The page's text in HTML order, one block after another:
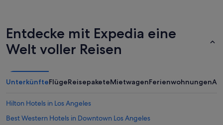
Entdecke mit Expedia eine
Welt voller Reisen
UnterkünfteFlügeReisepaketeMietwagenFerienwohnungen
Hilton Hotels in Los Angeles
Best Western Hotels in Downtown Los Angeles